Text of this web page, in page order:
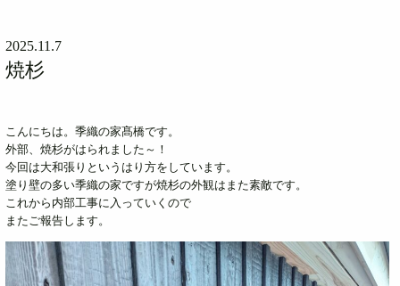
2025.11.7
焼杉
こんにちは。季織の家髙橋です。
外部、焼杉がはられました～！
今回は大和張りというはり方をしています。
塗り壁の多い季織の家ですが焼杉の外観はまた素敵です。
これから内部工事に入っていくので
またご報告します。